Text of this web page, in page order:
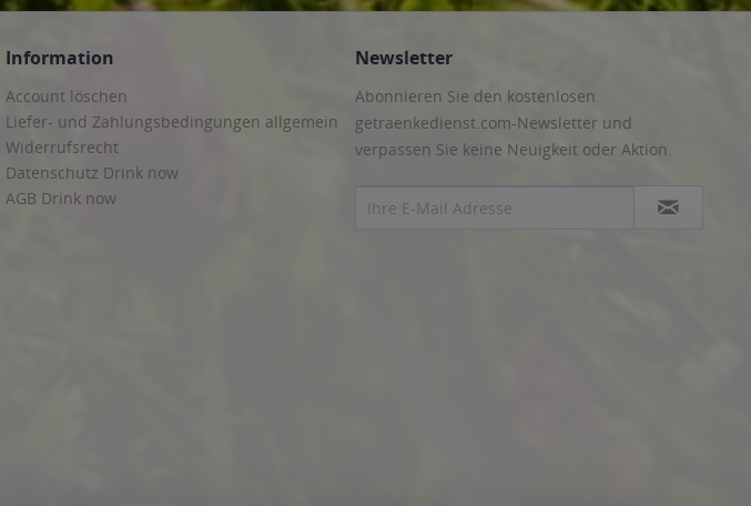
Information
Account löschen
Liefer- und Zahlungsbedingungen allgemein
Widerrufsrecht
Datenschutz Drink now
AGB Drink now
Newsletter
Abonnieren Sie den kostenlosen
getraenkedienst.com-Newsletter und
verpassen Sie keine Neuigkeit oder Aktion.